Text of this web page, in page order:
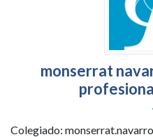
monserrat
Colegiado: